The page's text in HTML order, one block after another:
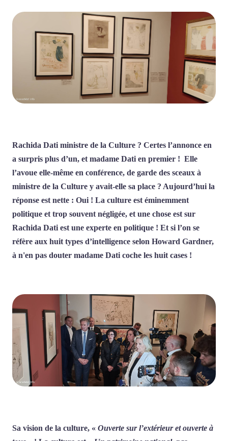
Rachida Dati ministre de la Culture ? Certes l’annonce en
a surpris plus d’un, et madame Dati en premier ! Elle
l’avoue elle-même en conférence, de garde des sceaux à
ministre de la Culture y avait-elle sa place ? Aujourd’hui la
réponse est nette : Oui ! La culture est éminemment
politique et trop souvent négligée, et une chose est sur
Rachida Dati est une experte en politique ! Et si l’on se
réfère aux huit types d’intelligence selon Howard Gardner,
à n'en pas douter madame Dati coche les huit cases !
Sa vision de la culture, « Ouverte sur l’extérieur et ouverte à